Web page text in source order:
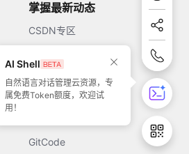
掌握最新动态
CSDN专区
51CTO
GitCode
AI Shell
自然语言对话管理云资源，专
属免费Token额度，欢迎试
用！